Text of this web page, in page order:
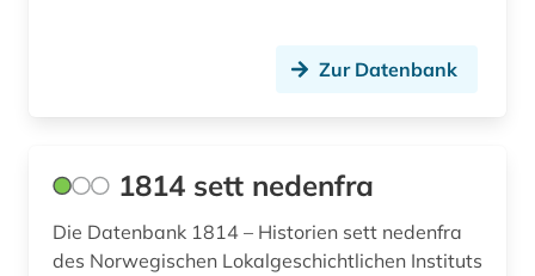
ausländisches kulturgut (1)
ausstellungskatalog (2)
Zur Datenbank
1814 sett nedenfra
Die Datenbank 1814 – Historien sett nedenfra
des Norwegischen Lokalgeschichtlichen Instituts